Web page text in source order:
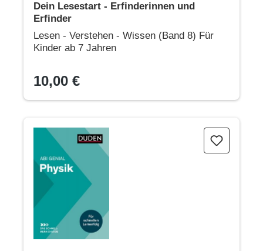
Dein Lesestart - Erfinderinnen und
Erfinder
Lesen - Verstehen - Wissen (Band 8) Für
Kinder ab 7 Jahren
10,00 €
Abi genial Physik: Das Schnell-Merk-System